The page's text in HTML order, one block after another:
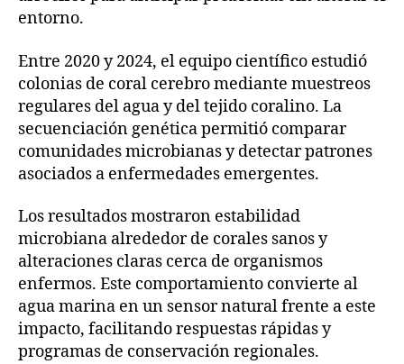
entorno.
Entre 2020 y 2024, el equipo científico estudió
colonias de coral cerebro mediante muestreos
regulares del agua y del tejido coralino. La
secuenciación genética permitió comparar
comunidades microbianas y detectar patrones
asociados a enfermedades emergentes.
Los resultados mostraron estabilidad
microbiana alrededor de corales sanos y
alteraciones claras cerca de organismos
enfermos. Este comportamiento convierte al
agua marina en un sensor natural frente a este
impacto, facilitando respuestas rápidas y
programas de conservación regionales.